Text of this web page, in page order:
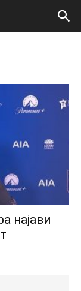
најави